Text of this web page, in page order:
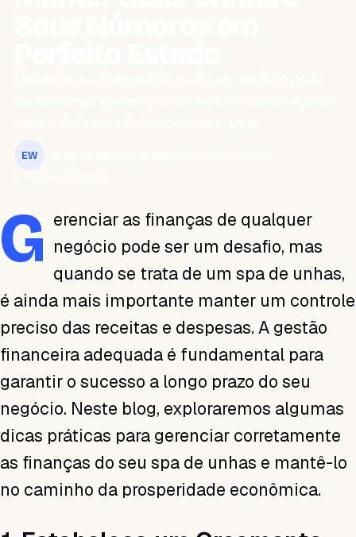
EW
G erenciar as finanças de qualquer
negócio pode ser um desafio, mas
quando se trata de um spa de unhas,
é ainda mais importante manter um controle
preciso das receitas e despesas. A gestão
financeira adequada é fundamental para
garantir o sucesso a longo prazo do seu
negócio. Neste blog, exploraremos algumas
dicas práticas para gerenciar corretamente
as finanças do seu spa de unhas e mantê-lo
no caminho da prosperidade econômica.